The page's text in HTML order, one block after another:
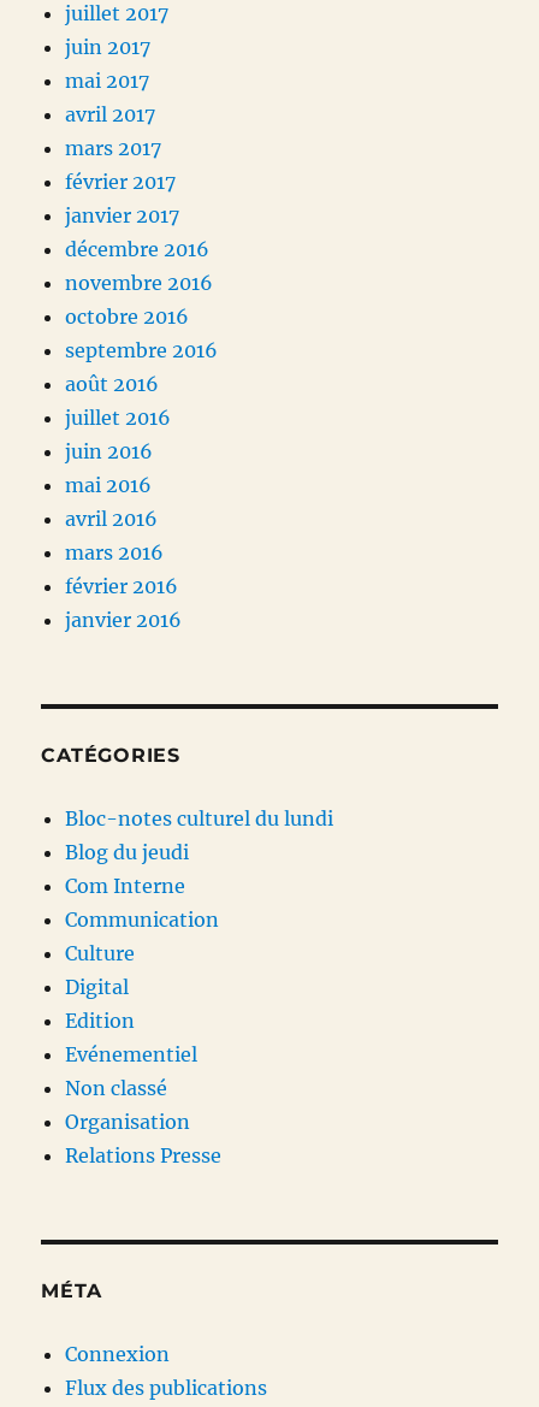
juillet 2017
juin 2017
mai 2017
avril 2017
mars 2017
février 2017
janvier 2017
décembre 2016
novembre 2016
octobre 2016
septembre 2016
août 2016
juillet 2016
juin 2016
mai 2016
avril 2016
mars 2016
février 2016
janvier 2016
CATÉGORIES
Bloc-notes culturel du lundi
Blog du jeudi
Com Interne
Communication
Culture
Digital
Edition
Evénementiel
Non classé
Organisation
Relations Presse
MÉTA
Connexion
Flux des publications